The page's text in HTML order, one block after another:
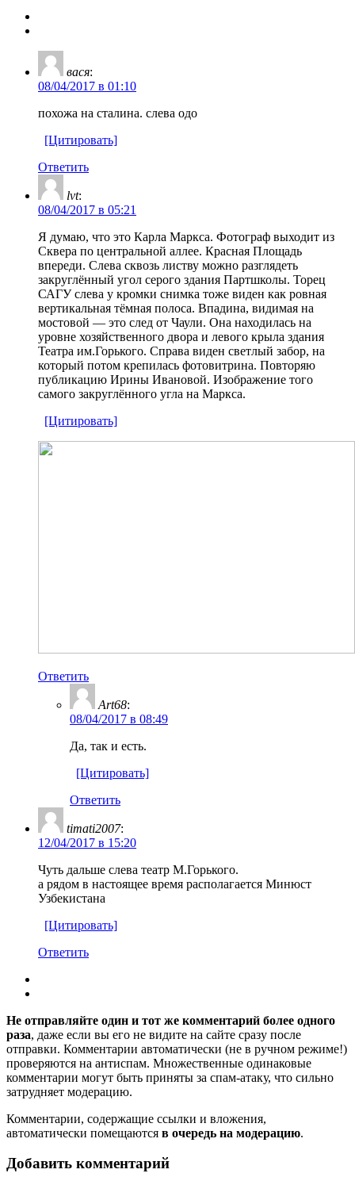
вася:
08/04/2017 в 01:10
похожа на сталина. слева одо
[Цитировать]
Ответить
lvt:
08/04/2017 в 05:21
Я думаю, что это Карла Маркса. Фотограф выходит из
Сквера по центральной аллее. Красная Площадь
впереди. Слева сквозь листву можно разглядеть
закруглённый угол серого здания Партшколы. Торец
САГУ слева у кромки снимка тоже виден как ровная
вертикальная тёмная полоса. Впадина, видимая на
мостовой — это след от Чаули. Она находилась на
уровне хозяйственного двора и левого крыла здания
Театра им.Горького. Справа виден светлый забор, на
который потом крепилась фотовитрина. Повторяю
публикацию Ирины Ивановой. Изображение того
самого закруглённого угла на Маркса.
[Цитировать]
Ответить
Art68:
08/04/2017 в 08:49
Да, так и есть.
[Цитировать]
Ответить
timati2007:
12/04/2017 в 15:20
Чуть дальше слева театр М.Горького.
а рядом в настоящее время располагается Минюст
Узбекистана
[Цитировать]
Ответить
Не отправляйте один и тот же комментарий более одного
раза, даже если вы его не видите на сайте сразу после
отправки. Комментарии автоматически (не в ручном режиме!)
проверяются на антиспам. Множественные одинаковые
комментарии могут быть приняты за спам-атаку, что сильно
затрудняет модерацию.
Комментарии, содержащие ссылки и вложения,
автоматически помещаются в очередь на модерацию.
Добавить комментарий